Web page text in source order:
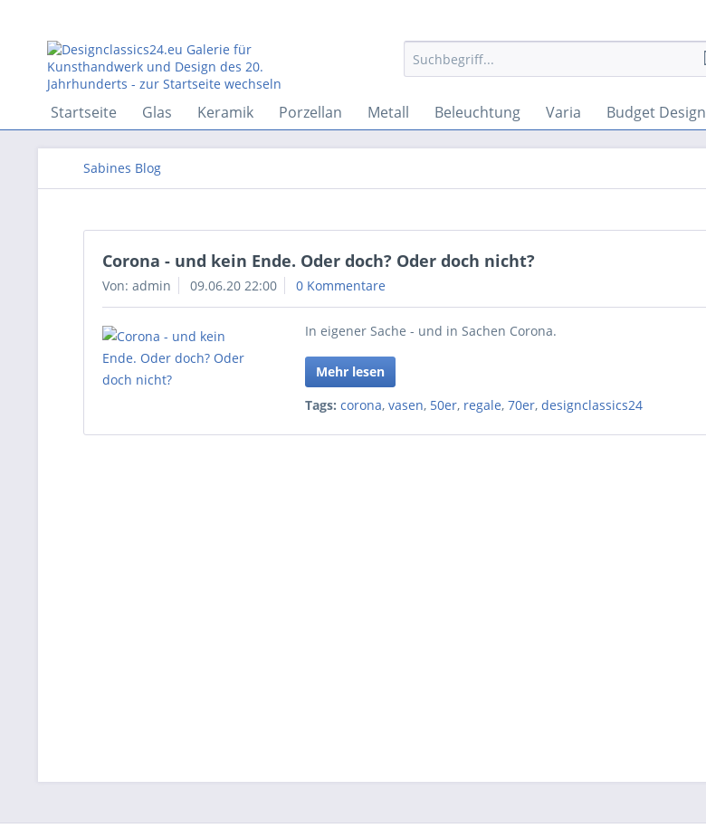
Startseite Glas Keramik Porzellan Metall Beleuchtung Varia Budget Design
Sabines Blog
Corona - und kein Ende. Oder doch? Oder doch nicht?
Von: admin 09.06.20 22:00 0 Kommentare
In eigener Sache - und in Sachen Corona.
Mehr lesen
Tags: corona,vasen, 50er, regale,70er,designclassics24